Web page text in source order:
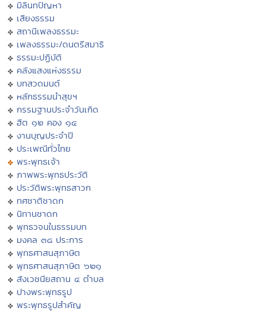
มิลินทปัญหา
เสียงธรรม
สถานีเพลงธรรมะ
เพลงธรรมะ/ดนตรีสมาธิ
ธรรมะปฏิบัติ
คลังแสงแห่งธรรม
บทสวดมนต์
หลักธรรมนำสุขฯ
กรรมฐานประจำวันเกิด
ฮีต ๑๒ คอง ๑๔
งานบุญประจำปี
ประเพณีทั่วไทย
พระพุทธเจ้า
ภาพพระพุทธประวัติ
ประวัติพระพุทธสาวก
ทศชาติชาดก
นิทานชาดก
พุทธวจนในธรรมบท
มงคล ๓๘ ประการ
พุทธศาสนสุภาษิต
พุทธศาสนสุภาษิต ๖๒๑
สังเวชนียสถาน ๔ ตำบล
ปางพระพุทธรูป
พระพุทธรูปสำคัญ